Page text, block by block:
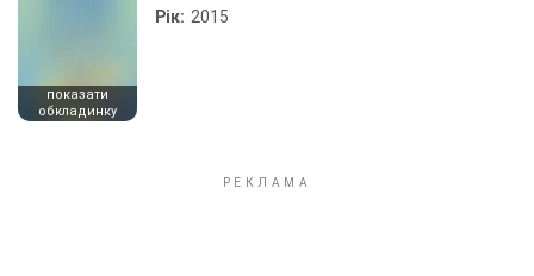
показати
обкладинку
Рік: 2015